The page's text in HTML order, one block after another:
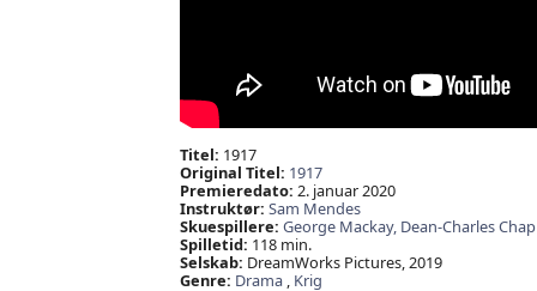
Titel: 1917
Original Titel: 1917
Premieredato: 2. januar 2020
Instruktør: Sam Mendes
Skuespillere: George Mackay, Dean-Charles
Spilletid: 118 min.
Selskab: DreamWorks Pictures, 2019
Genre: Drama, Krig